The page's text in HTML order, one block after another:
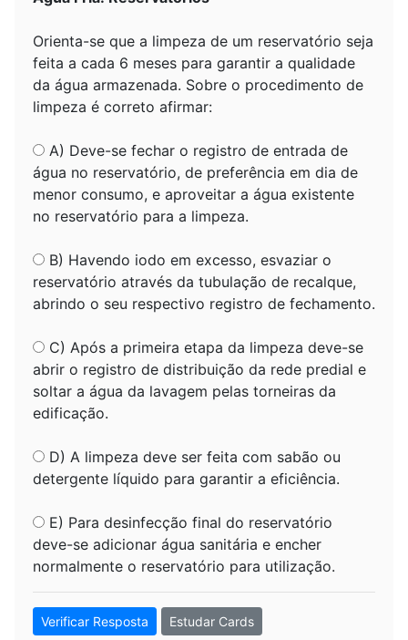
Orienta-se que a limpeza de um reservatório seja
feita a cada 6 meses para garantir a qualidade
da água armazenada. Sobre o procedimento de
limpeza é correto afirmar:
A) Deve-se fechar o registro de entrada de
água no reservatório, de preferência em dia de
menor consumo, e aproveitar a água existente
no reservatório para a limpeza.
B) Havendo iodo em excesso, esvaziar o
reservatório através da tubulação de recalque,
abrindo o seu respectivo registro de fechamento.
C) Após a primeira etapa da limpeza deve-se
abrir o registro de distribuição da rede predial e
soltar a água da lavagem pelas torneiras da
edificação.
D) A limpeza deve ser feita com sabão ou
detergente líquido para garantir a eficiência.
E) Para desinfecção final do reservatório
deve-se adicionar água sanitária e encher
normalmente o reservatório para utilização.
Verificar Resposta Estudar Cards